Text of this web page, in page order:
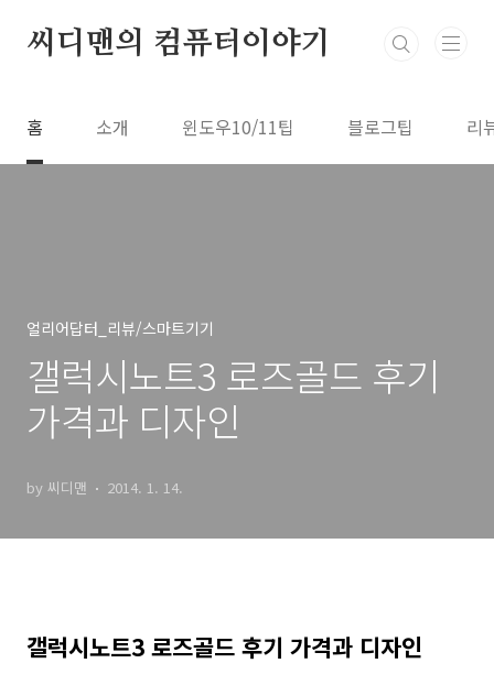
씨디맨의 컴퓨터이야기
홈 소개 윈도우10/11팁 블로그팁 리
얼리어답터_리뷰/스마트기기
갤럭시노트3 로즈골드 후기
가격과 디자인
by 씨디맨 2014. 1. 14.
갤럭시노트3 로즈골드 후기 가격과 디자인